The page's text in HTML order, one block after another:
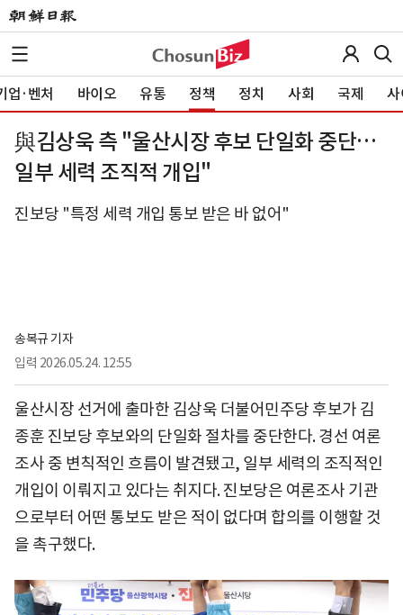
업·벤처 바이오 유통 정책 정치 사회 국제 사
與김상욱 측 "울산시장 후보 단일화 중단…
일부 세력 조직적 개입"
진보당 "특정 세력 개입 통보 받은 바 없어"
송복규 기자
입력 2026.05.24. 12:55
울산시장 선거에 출마한 김상욱 더불어민주당 후보가 김
종훈 진보당 후보와의 단일화 절차를 중단한다. 경선 여론
조사 중 변칙적인 흐름이 발견됐고, 일부 세력의 조직적인
개입이 이뤄지고 있다는 취지다. 진보당은 여론조사 기관
으로부터 어떤 통보도 받은 적이 없다며 합의를 이행할 것
을 촉구했다.